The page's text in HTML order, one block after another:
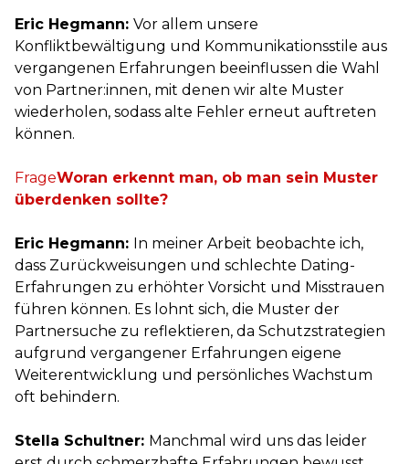
Eric Hegmann: Vor allem unsere
Konfliktbewältigung und Kommunikationsstile aus
vergangenen Erfahrungen beeinflussen die Wahl
von Partner:innen, mit denen wir alte Muster
wiederholen, sodass alte Fehler erneut auftreten
können.
Woran erkennt man, ob man sein Muster
überdenken sollte?
Eric Hegmann: In meiner Arbeit beobachte ich,
dass Zurückweisungen und schlechte Dating-
Erfahrungen zu erhöhter Vorsicht und Misstrauen
führen können. Es lohnt sich, die Muster der
Partnersuche zu reflektieren, da Schutzstrategien
aufgrund vergangener Erfahrungen eigene
Weiterentwicklung und persönliches Wachstum
oft behindern.
Stella Schultner: Manchmal wird uns das leider